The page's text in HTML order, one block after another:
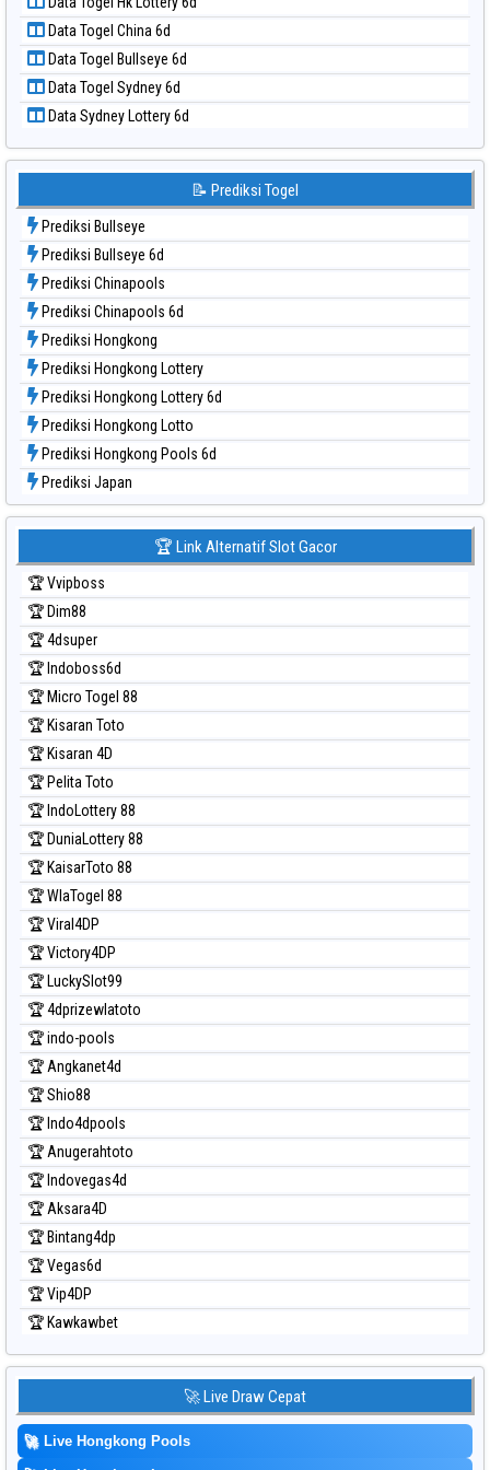
Data Togel North Carolina Day
Data Togel Pcso
Data Togel Sao Paulo
Data Togel Singapore
Data Togel Sydney
Data Togel Sydney Lottery
Data Togel Sydney Lottery 6d
Data Togel Sydney Lotto
Data Togel Sydney Pools 6d
Data Togel Taipei
Data Togel Taiwan
Data Togel China 6d
Data Togel Bullseye 6d
Data Togel Sydney 6d
Data Sydney Lottery 6d
📝 Prediksi Togel
Prediksi Bullseye
Prediksi Bullseye 6d
Prediksi Chinapools
Prediksi Chinapools 6d
Prediksi Hongkong
Prediksi Hongkong Lottery
Prediksi Hongkong Lottery 6d
Prediksi Hongkong Lotto
Prediksi Hongkong Pools 6d
Prediksi Japan
Prediksi Japan 6d
Prediksi Kuda Lari
Prediksi Magnum Cambodia
Prediksi Nagoya
Prediksi North Carolina Day
Prediksi Pcso
Prediksi Sao Paulo
Prediksi Singapore
Prediksi Sydney
Prediksi Sydney Lottery
Prediksi Sydney Lottery 6d
Prediksi Sydney Lotto
Prediksi Sydney Pools 6d
Prediksi Taipei
Prediksi Taiwan
🏆 Link Alternatif Slot Gacor
🏆 Vvipboss
🏆 Dim88
🏆 4dsuper
🏆 Indoboss6d
🏆 Micro Togel 88
🏆 Kisaran Toto
🏆 Kisaran 4D
🏆 Pelita Toto
🏆 IndoLottery 88
🏆 DuniaLottery 88
🏆 KaisarToto 88
🏆 WlaTogel 88
🏆 Viral4DP
🏆 Victory4DP
🏆 LuckySlot99
🏆 4dprizewlatoto
🏆 indo-pools
🏆 Angkanet4d
🏆 Shio88
🏆 Indo4dpools
🏆 Anugerahtoto
🏆 Indovegas4d
🏆 Aksara4D
🏆 Bintang4dp
🏆 Vegas6d
🏆 Vip4DP
🏆 Kawkawbet
🚀 Live Draw Cepat
🚀 Live Hongkong Pools